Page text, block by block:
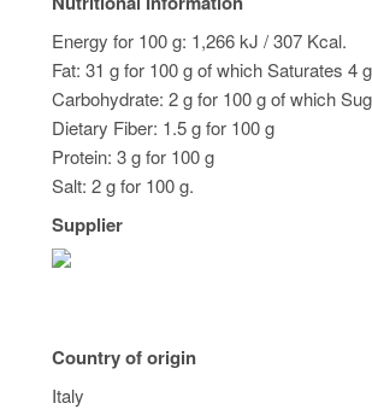
Energy for 100 g: 1,266 kJ / 307 Kcal.
Fat: 31 g for 100 g of which Saturates 4 g
Carbohydrate: 2 g for 100 g of which
Dietary Fiber: 1.5 g for 100 g
Protein: 3 g for 100 g
Salt: 2 g for 100 g.
Supplier
Country of origin
Italy